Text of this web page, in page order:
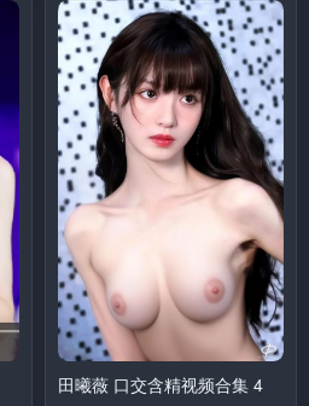
田曦薇 口交含精视频合集 4